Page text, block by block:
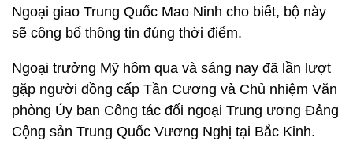
Ngoại giao Trung Quốc Mao Ninh cho biết, bộ này
sẽ công bố thông tin đúng thời điểm.
Ngoại trưởng Mỹ hôm qua và sáng nay đã lần lượt
gặp người đồng cấp Tần Cương và Chủ nhiệm Văn
phòng Ủy ban Công tác đối ngoại Trung ương Đảng
Cộng sản Trung Quốc Vương Nghị tại Bắc Kinh.